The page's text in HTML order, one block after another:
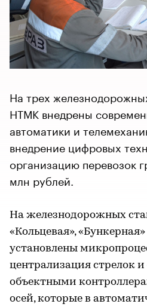
На трех
НТМК внедрены
автоматики и
внедрение цифровых
организацию перевозок
млн рублей.
На железнодорожных
«Кольцевая»,
установлены
централизация стрелок и
объектными
осей, которые в